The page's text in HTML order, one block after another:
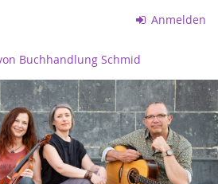
Anmelden
Buchhandlung Schmid